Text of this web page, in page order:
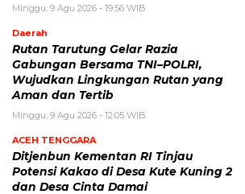
Minggu, 9 Agu 2026 - 19:56 WIB
Daerah
Rutan Tarutung Gelar Razia
Gabungan Bersama TNI–POLRI,
Wujudkan Lingkungan Rutan yang
Aman dan Tertib
Minggu, 9 Agu 2026 - 12:05 WIB
ACEH TENGGARA
Ditjenbun Kementan RI Tinjau
Potensi Kakao di Desa Kute Kuning 2
dan Desa Cinta Damai